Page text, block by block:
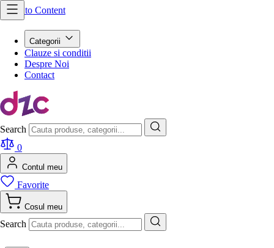
Skip to Content
Categorii
Clauze si conditii
Despre Noi
Contact
Search
0
Contul meu
Favorite
Cosul meu
Search